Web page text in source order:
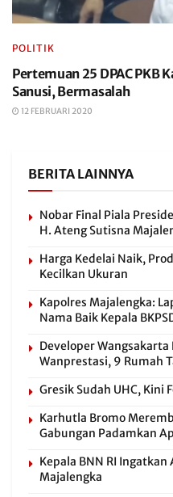
POLITIK
Pertemuan 25 DPAC PKB
Sanusi, Bermasalah
12 FEBRUARI 2020
BERITA LAINNYA
Nobar Final Piala
H. Ateng Sutisna
Harga Kedelai Naik,
Kecilkan Ukuran
Kapolres Majalengka:
Nama Baik Kepala
Developer
Wanprestasi, 9 Rumah
Gresik Sudah UHC, Kini
Karhutla Bromo
Gabungan Padamkan
Kepala BNN RI
Majalengka